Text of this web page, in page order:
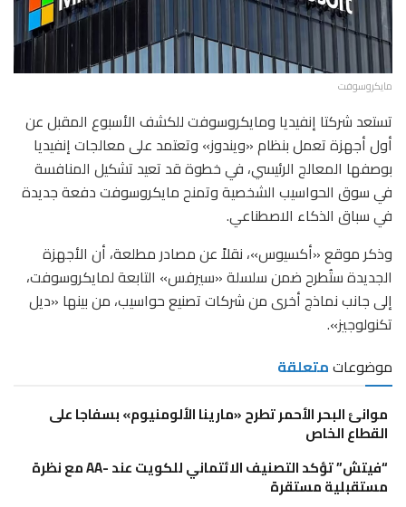
مايكروسوفت
تستعد شركتا إنفيديا ومايكروسوفت للكشف الأسبوع المقبل عن
أول أجهزة تعمل بنظام «ويندوز» وتعتمد على معالجات إنفيديا
بوصفها المعالج الرئيسي، في خطوة قد تعيد تشكيل المنافسة
في سوق الحواسيب الشخصية وتمنح مايكروسوفت دفعة جديدة
في سباق الذكاء الاصطناعي.
وذكر موقع «أكسيوس»، نقلاً عن مصادر مطلعة، أن الأجهزة
الجديدة ستُطرح ضمن سلسلة «سيرفس» التابعة لمايكروسوفت،
إلى جانب نماذج أخرى من شركات تصنيع حواسيب، من بينها «ديل
تكنولوجيز».
موضوعاتمتعلقة
موانئ البحر الأحمر تطرح «مارينا الألومنيوم» بسفاجا على
القطاع الخاص
“فيتش” تؤكد التصنيف الائتماني للكويت عند -AA مع نظرة
مستقبلية مستقرة